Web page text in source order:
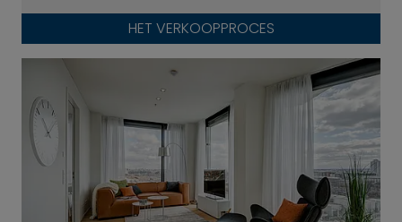
HET VERKOOPPROCES